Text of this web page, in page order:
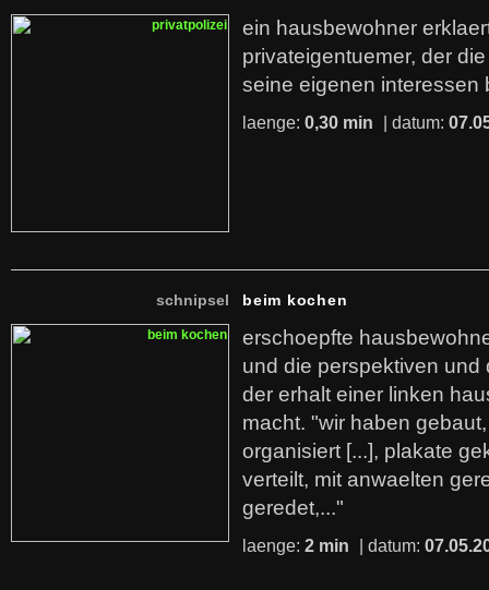
ein hausbewohner
privateigentuemer, der
seine eigenen interessen
laenge: 0,30 min | datum:
schnipsel beim kochen
erschoepfte
und die perspektiven und
der erhalt einer linken
macht. "wir haben
organisiert [...], plakate
verteilt, mit anwaelten
geredet,..."
laenge: 2 min | datum: